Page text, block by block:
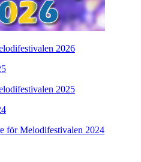
2026
2025
för Melodifestivalen 2024